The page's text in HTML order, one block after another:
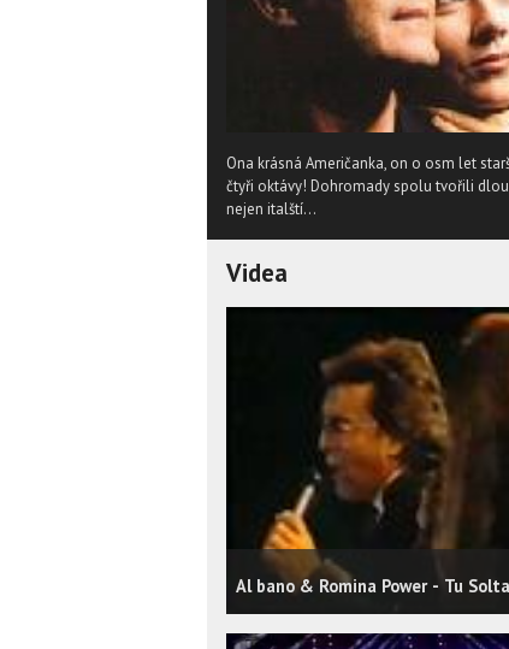
Ona krásná Američanka, on o osm let
čtyři oktávy! Dohromady spolu tvořili
nejen italští...
Videa
Al bano & Romina Power - Tu